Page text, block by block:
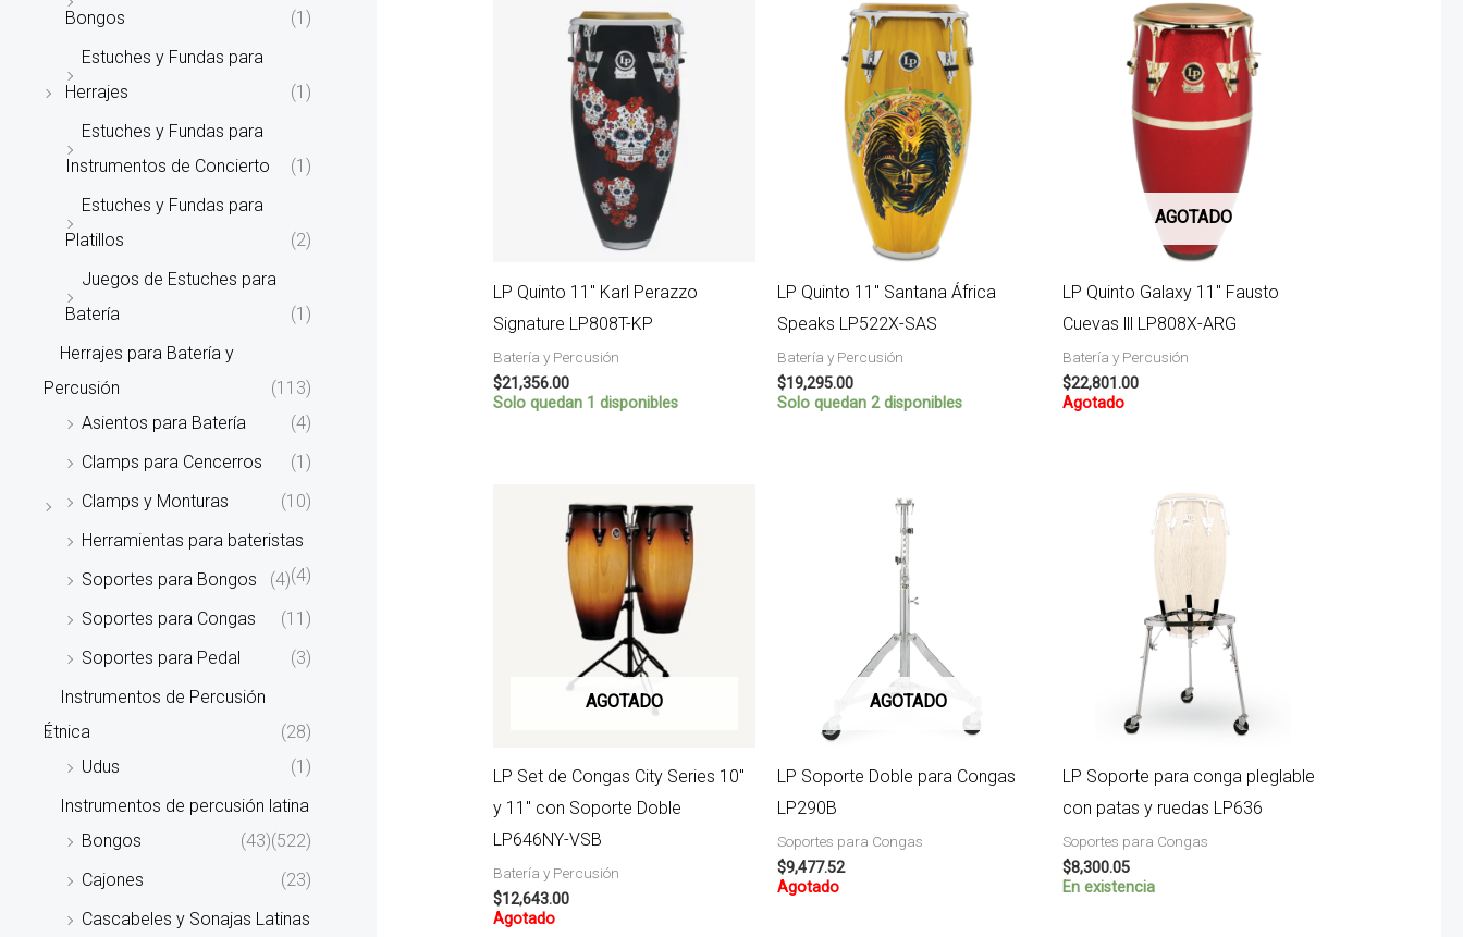
Bongos
(1)
Estuches y Fundas para
Herrajes
(1)
Estuches y Fundas para
Instrumentos de Concierto
(1)
Estuches y Fundas para
Platillos
(2)
Juegos de Estuches para
Batería
(1)
Herrajes para Batería y
Percusión
(113)
Asientos para Batería
(4)
Clamps para Cencerros
(1)
Clamps y Monturas
(10)
Herramientas para bateristas
(4)
Soportes para Bongos
(4)
Soportes para Congas
(11)
Soportes para Pedal
(3)
Instrumentos de Percusión
Étnica
(28)
Udus
(1)
Instrumentos de percusión latina
(522)
Bongos
(43)
Cajones
(23)
Cascabeles y Sonajas Latinas
LP Quinto 11″ Karl Perazzo
Signature LP808T-KP
Batería y Percusión
$21,356.00
Solo quedan 1 disponibles
LP Quinto 11″ Santana África
Speaks LP522X-SAS
Batería y Percusión
$19,295.00
Solo quedan 2 disponibles
AGOTADO
LP Quinto Galaxy 11″ Fausto
Cuevas lll LP808X-ARG
Batería y Percusión
$22,801.00
Agotado
AGOTADO
LP Set de Congas City Series 10″
y 11″ con Soporte Doble
LP646NY-VSB
Batería y Percusión
$12,643.00
Agotado
AGOTADO
LP Soporte Doble para Congas
LP290B
Soportes para Congas
$9,477.52
Agotado
LP Soporte para conga pleglable
con patas y ruedas LP636
Soportes para Congas
$8,300.05
En existencia